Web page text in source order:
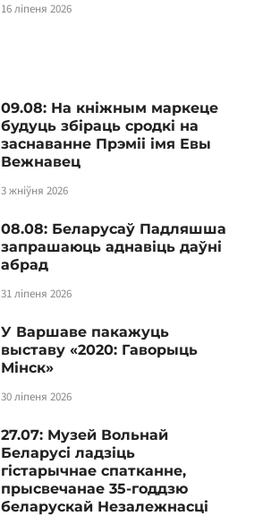
16 ліпеня 2026
09.08: На кніжным маркеце
будуць збіраць сродкі на
заснаванне Прэміі імя Евы
Вежнавец
3 жніўня 2026
08.08: Беларусаў Падляшша
запрашаюць аднавіць даўні
абрад
31 ліпеня 2026
У Варшаве пакажуць
выставу «2020: Гаворыць
Мінск»
30 ліпеня 2026
27.07: Музей Вольнай
Беларусі ладзіць
гістарычнае спатканне,
прысвечанае 35-годдзю
беларускай Незалежнасці